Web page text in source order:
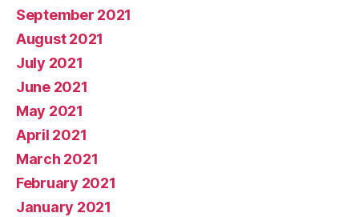
September 2021
August 2021
July 2021
June 2021
May 2021
April 2021
March 2021
February 2021
January 2021